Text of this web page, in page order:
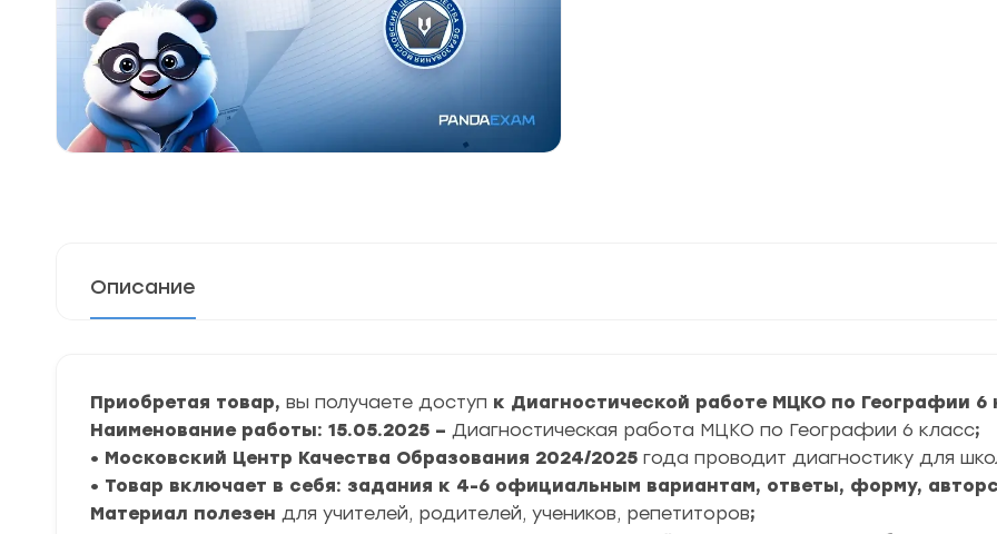
Описание
Приобретая товар, вы получаете доступ к Диагностической работе МЦКО по Географии 6
Наименование работы: 15.05.2025 – Диагностическая работа МЦКО по Географии 6 класс;
• Московский Центр Качества Образования 2024/2025 года проводит диагностику для
• Товар включает в себя: задания к 4-6 официальным вариантам, ответы, форму,
Материал полезен для учителей, родителей, учеников, репетиторов;